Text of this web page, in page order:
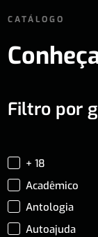
CATÁLOGO
Filtro por
+ 18
Acadêmico
Antologia
Autoajuda